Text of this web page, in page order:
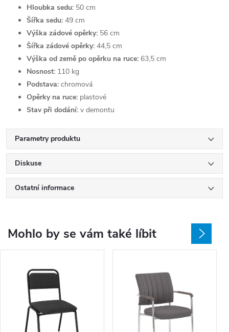
Hloubka sedu: 50 cm
Šířka sedu: 49 cm
Výška zádové opěrky: 56 cm
Šířka zádové opěrky: 44,5 cm
Výška od země po opěrku na ruce: 63,5 cm
Nosnost: 110 kg
Podstava: chromová
Opěrky na ruce: plastové
Stav při dodání: v demontu
Parametry produktu
Diskuse
Ostatní informace
Mohlo by se vám také líbit